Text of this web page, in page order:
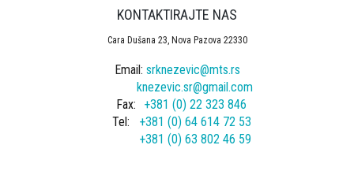
KONTAKTIRAJTE NAS
Cara Dušana 23, Nova Pazova 22330
Email: srknezevic@mts.rs
knezevic.sr@gmail.com
Fax:
+381 (0) 22 323 846
Tel:
+381 (0) 64 614 72 53
+381 (0) 63 802 46 59